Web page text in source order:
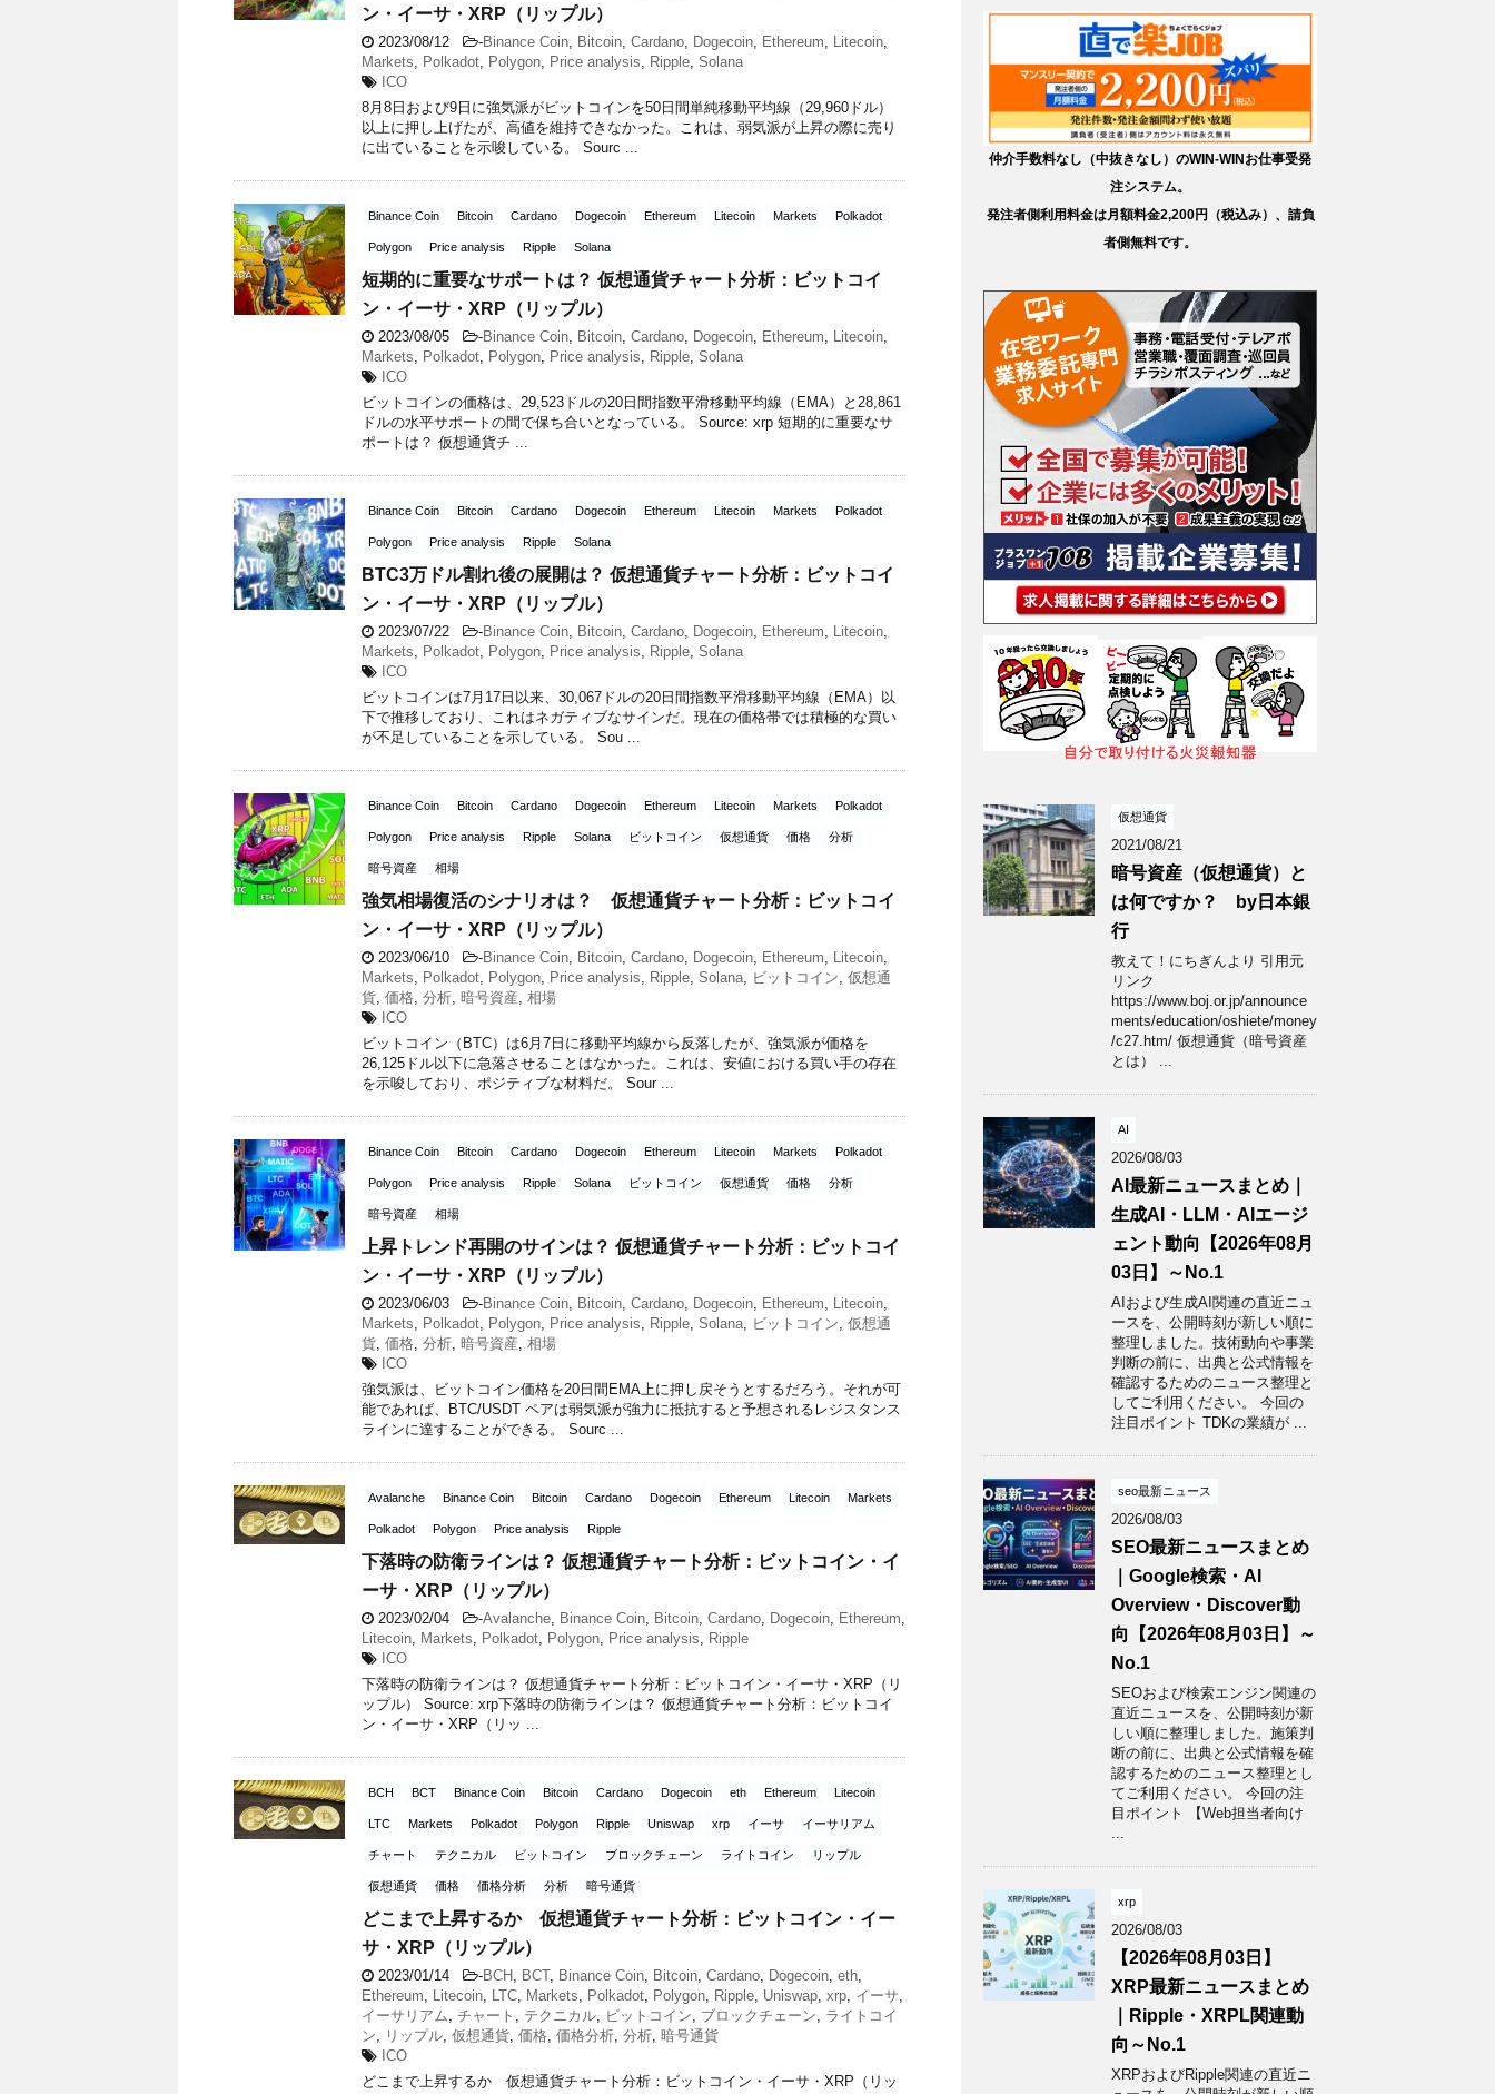
ン・イーサ・XRP（リップル）
2023/08/12 -Binance Coin, Bitcoin, Cardano, Dogecoin, Ethereum, Litecoin,
Markets, Polkadot, Polygon, Price analysis, Ripple, Solana
ICO
8月8日および9日に強気派がビットコインを50日間単純移動平均線（29,960ドル）
以上に押し上げたが、高値を維持できなかった。これは、弱気派が上昇の際に売り
に出ていることを示唆している。 Sourc ...
Binance Coin Bitcoin Cardano Dogecoin Ethereum Litecoin Markets Polkadot
Polygon Price analysis Ripple Solana
短期的に重要なサポートは？ 仮想通貨チャート分析：ビットコイ
ン・イーサ・XRP（リップル）
2023/08/05 -Binance Coin, Bitcoin, Cardano, Dogecoin, Ethereum, Litecoin,
Markets, Polkadot, Polygon, Price analysis, Ripple, Solana
ICO
ビットコインの価格は、29,523ドルの20日間指数平滑移動平均線（EMA）と28,861
ドルの水平サポートの間で保ち合いとなっている。 Source: xrp 短期的に重要なサ
ポートは？ 仮想通貨チ ...
Binance Coin Bitcoin Cardano Dogecoin Ethereum Litecoin Markets Polkadot
Polygon Price analysis Ripple Solana
BTC3万ドル割れ後の展開は？ 仮想通貨チャート分析：ビットコイ
ン・イーサ・XRP（リップル）
2023/07/22 -Binance Coin, Bitcoin, Cardano, Dogecoin, Ethereum, Litecoin,
Markets, Polkadot, Polygon, Price analysis, Ripple, Solana
ICO
ビットコインは7月17日以来、30,067ドルの20日間指数平滑移動平均線（EMA）以
下で推移しており、これはネガティブなサインだ。現在の価格帯では積極的な買い
が不足していることを示している。 Sou ...
Binance Coin Bitcoin Cardano Dogecoin Ethereum Litecoin Markets Polkadot
Polygon Price analysis Ripple Solana ビットコイン 仮想通貨 価格 分析
暗号資産 相場
強気相場復活のシナリオは？ 仮想通貨チャート分析：ビットコイ
ン・イーサ・XRP（リップル）
2023/06/10 -Binance Coin, Bitcoin, Cardano, Dogecoin, Ethereum, Litecoin,
Markets, Polkadot, Polygon, Price analysis, Ripple, Solana, ビットコイン, 仮想通
貨, 価格, 分析, 暗号資産, 相場
ICO
ビットコイン（BTC）は6月7日に移動平均線から反落したが、強気派が価格を
26,125ドル以下に急落させることはなかった。これは、安値における買い手の存在
を示唆しており、ポジティブな材料だ。 Sour ...
Binance Coin Bitcoin Cardano Dogecoin Ethereum Litecoin Markets Polkadot
Polygon Price analysis Ripple Solana ビットコイン 仮想通貨 価格 分析
暗号資産 相場
上昇トレンド再開のサインは？ 仮想通貨チャート分析：ビットコイ
ン・イーサ・XRP（リップル）
2023/06/03 -Binance Coin, Bitcoin, Cardano, Dogecoin, Ethereum, Litecoin,
Markets, Polkadot, Polygon, Price analysis, Ripple, Solana, ビットコイン, 仮想通
貨, 価格, 分析, 暗号資産, 相場
ICO
強気派は、ビットコイン価格を20日間EMA上に押し戻そうとするだろう。それが可
能であれば、BTC/USDT ペアは弱気派が強力に抵抗すると予想されるレジスタンス
ラインに達することができる。 Sourc ...
Avalanche Binance Coin Bitcoin Cardano Dogecoin Ethereum Litecoin Markets
Polkadot Polygon Price analysis Ripple
下落時の防衛ラインは？ 仮想通貨チャート分析：ビットコイン・イ
ーサ・XRP（リップル）
2023/02/04 -Avalanche, Binance Coin, Bitcoin, Cardano, Dogecoin, Ethereum,
Litecoin, Markets, Polkadot, Polygon, Price analysis, Ripple
ICO
下落時の防衛ラインは？ 仮想通貨チャート分析：ビットコイン・イーサ・XRP（リ
ップル） Source: xrp下落時の防衛ラインは？ 仮想通貨チャート分析：ビットコイ
ン・イーサ・XRP（リッ ...
BCH BCT Binance Coin Bitcoin Cardano Dogecoin eth Ethereum Litecoin
LTC Markets Polkadot Polygon Ripple Uniswap xrp イーサ イーサリアム
チャート テクニカル ビットコイン ブロックチェーン ライトコイン リップル
仮想通貨 価格 価格分析 分析 暗号通貨
どこまで上昇するか 仮想通貨チャート分析：ビットコイン・イー
サ・XRP（リップル）
2023/01/14 -BCH , BCT, Binance Coin, Bitcoin, Cardano, Dogecoin, eth,
Ethereum, Litecoin, LTC, Markets, Polkadot, Polygon, Ripple, Uniswap, xrp, イーサ,
イーサリアム, チャート , テクニカル, ビットコイン, ブロックチェーン, ライトコイ
ン, リップル, 仮想通貨, 価格, 価格分析, 分析, 暗号通貨
ICO
どこまで上昇するか 仮想通貨チャート分析：ビットコイン・イーサ・XRP（リッ
仲介手数料なし（中抜きなし）のWIN-WINお仕事受発
注システム。
発注者側利用料金は月額料金2,200円（税込み）、請負
者側無料です。
仮想通貨
2021/08/21
暗号資産（仮想通貨）と
は何ですか？ by日本銀
行
教えて！にちぎんより 引用元
リンク
https://www.boj.or.jp/announce
ments/education/oshiete/money
/c27.htm/ 仮想通貨（暗号資産
とは） ...
AI
2026/08/03
AI最新ニュースまとめ｜
生成AI・LLM・AIエージ
ェント動向【2026年08月
03日】～No.1
AIおよび生成AI関連の直近ニュ
ースを、公開時刻が新しい順に
整理しました。技術動向や事業
判断の前に、出典と公式情報を
確認するためのニュース整理と
してご利用ください。 今回の
注目ポイント TDKの業績が ...
seo最新ニュース
2026/08/03
SEO最新ニュースまとめ
｜Google検索・AI
Overview・Discover動
向【2026年08月03日】～
No.1
SEOおよび検索エンジン関連の
直近ニュースを、公開時刻が新
しい順に整理しました。施策判
断の前に、出典と公式情報を確
認するためのニュース整理とし
てご利用ください。 今回の注
目ポイント 【Web担当者向け
xrp
2026/08/03
【2026年08月03日】
XRP最新ニュースまとめ
｜Ripple・XRPL関連動
向～No.1
XRPおよびRipple関連の直近ニ